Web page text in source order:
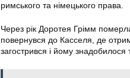
римського та німецького права.
Через рік Доротея Грімм
повернувся до Касселя, де
загострився і йому знадобилося